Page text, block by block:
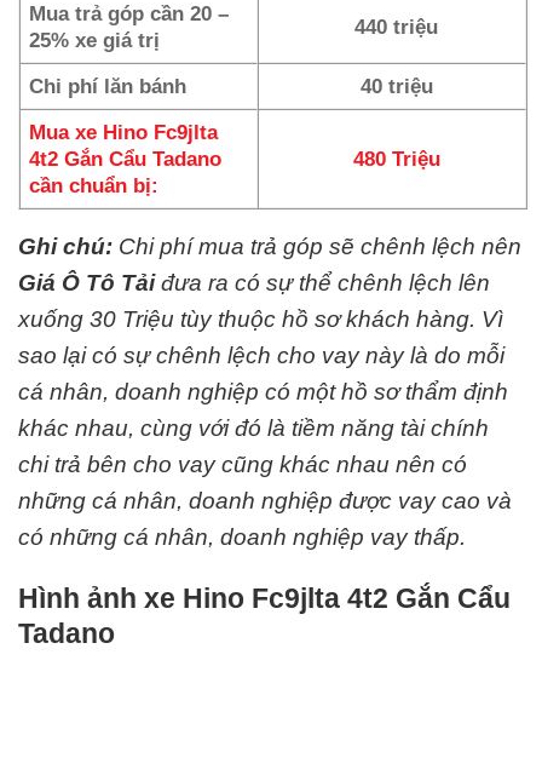
Mua trả góp cần 20 –
25% xe giá trị
440 triệu
Chi phí lăn bánh
40 triệu
Mua xe Hino Fc9jlta
4t2 Gắn Cẩu Tadano
cần chuẩn bị:
480 Triệu
Ghi chú: Chi phí mua trả góp sẽ chênh lệch nên
Giá Ô Tô Tảiđưa ra có sự thể chênh lệch lên
xuống 30 Triệu tùy thuộc hồ sơ khách hàng. Vì
sao lại có sự chênh lệch cho vay này là do mỗi
cá nhân, doanh nghiệp có một hồ sơ thẩm định
khác nhau, cùng với đó là tiềm năng tài chính
chi trả bên cho vay cũng khác nhau nên có
những cá nhân, doanh nghiệp được vay cao và
có những cá nhân, doanh nghiệp vay thấp.
Hình ảnh xe Hino Fc9jlta 4t2 Gắn Cẩu
Tadano